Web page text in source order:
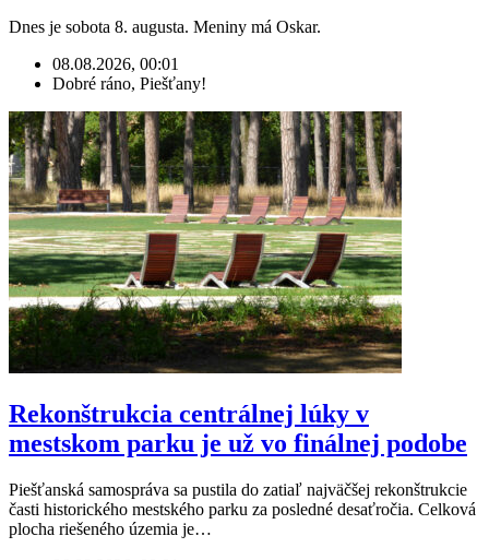
Dnes je sobota 8. augusta. Meniny má Oskar.
08.08.2026, 00:01
Dobré ráno, Piešťany!
Rekonštrukcia centrálnej lúky v
mestskom parku je už vo finálnej podobe
Piešťanská samospráva sa pustila do zatiaľ najväčšej rekonštrukcie
časti historického mestského parku za posledné desaťročia. Celková
plocha riešeného územia je…